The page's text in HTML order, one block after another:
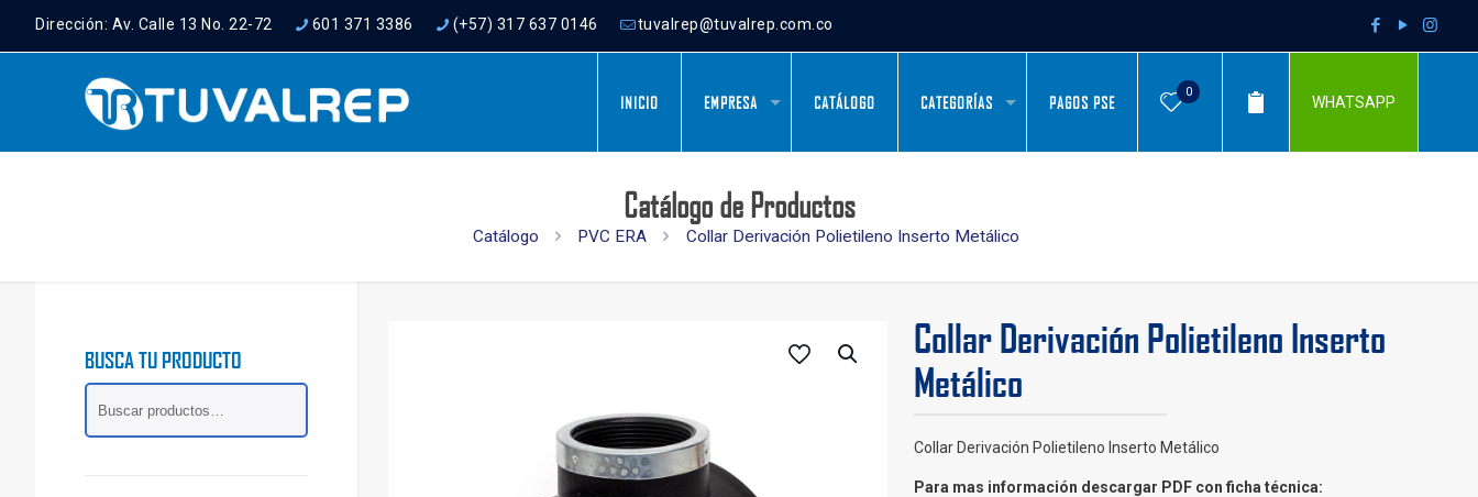
Dirección: Av. Calle 13 No. 22-72 601 371 3386 (+57) 317 637 0146 tuvalrep@tuvalrep.com.co
INICIO EMPRESA CATÁLOGO CATEGORÍAS PAGOS PSE
0
WHATSAPP
Catálogo de Productos
Catálogo PVC ERA Collar Derivación Polietileno Inserto Metálico
Collar Derivación Polietileno Inserto
Metálico
Collar Derivación Polietileno Inserto Metálico
Para mas información descargar PDF con ficha técnica:
BUSCA TU PRODUCTO